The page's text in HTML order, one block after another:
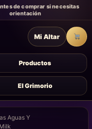
de comprar si necesitas
orientación
Productos
El Grimorio
Mi Altar
Aguas Y